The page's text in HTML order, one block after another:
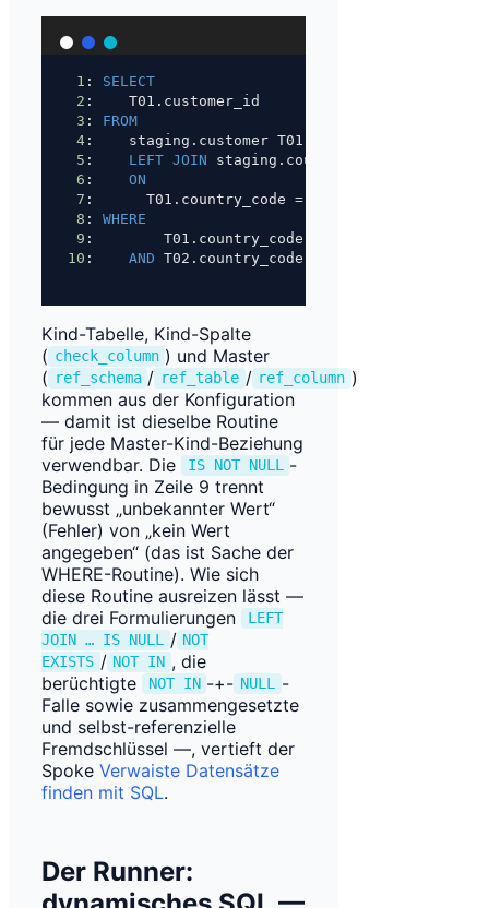
1 : SELECT
2 :    T01.customer_id
3 : FROM
4 :    staging.customer T01
5 : LEFT JOIN staging.country T02
6 : ON
7 :      T01.country_code =
8 : WHERE
9 :        T01.country_code
10 : AND T02.country_code
Kind-Tabelle, Kind-Spalte
( check_column ) und Master
( ref_schema / ref_table / ref_column )
kommen aus der Konfiguration
— damit ist dieselbe Routine
für jede Master-Kind-Beziehung
verwendbar. Die
IS NOT NULL -
Bedingung in Zeile 9 trennt
bewusst „unbekannter Wert“
(Fehler) von „kein Wert
angegeben“ (das ist Sache der
WHERE-Routine). Wie sich
diese Routine ausreizen lässt —
die drei Formulierungen
LEFT
JOIN … IS NULL / NOT
EXISTS / NOT IN , die
berüchtigte
NOT IN -+- NULL -
Falle sowie zusammengesetzte
und selbst-referenzielle
Fremdschlüssel —, vertieft der
Spoke Verwaiste Datensätze
finden mit SQL.
Der Runner: